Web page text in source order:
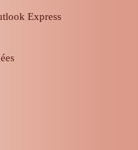
Express